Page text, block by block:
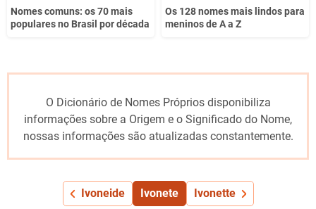
Nomes comuns: os 70 mais
populares no Brasil por década
Os 128 nomes mais lindos para
meninos de A a Z
O Dicionário de Nomes Próprios disponibiliza
informações sobre a Origem e o Significado do Nome,
nossas informações são atualizadas constantemente.
Ivoneide Ivonete Ivonette